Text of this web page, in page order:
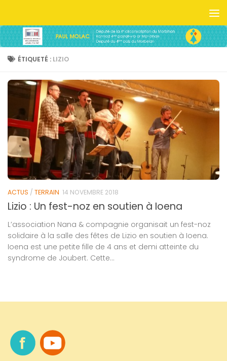
ÉTIQUETÉ : LIZIO
ACTUS / TERRAIN 14 NOVEMBRE 2018
Lizio : Un fest-noz en soutien à Ioena
L’association Nana & compagnie organisait un fest-noz
solidaire à la salle des fêtes de Lizio en soutien à Ioena.
Ioena est une petite fille de 4 ans et demi atteinte du
syndrome de Joubert. Cette...